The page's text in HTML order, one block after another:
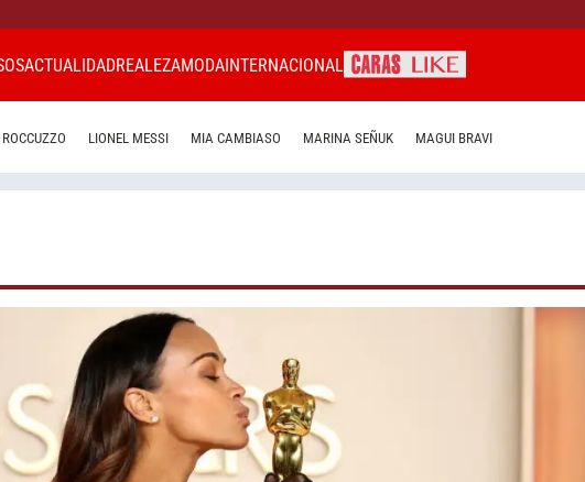
ACTUALIDADREALEZAMODAINTERNACIONAL
LIONEL MESSI MIA CAMBIASO MARINA SEÑUK MAGUI BRAVI